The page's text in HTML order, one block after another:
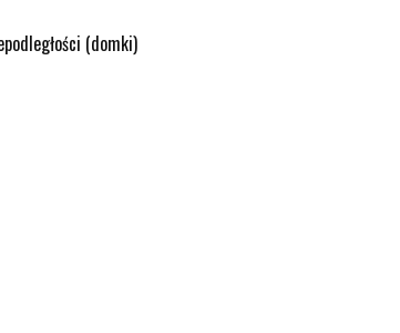
(domki)